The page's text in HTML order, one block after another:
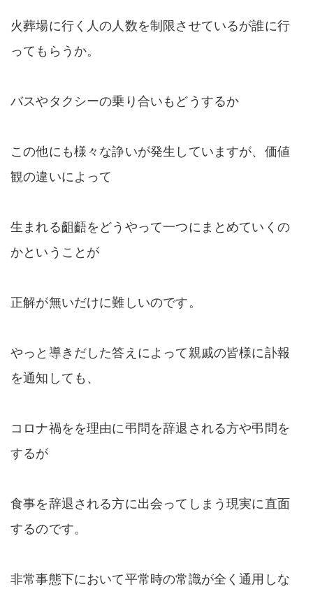
火葬場に行く人の人数を制限させているが誰に行
ってもらうか。
バスやタクシーの乗り合いもどうするか
この他にも様々な諍いが発生していますが、価値
観の違いによって
生まれる齟齬をどうやって一つにまとめていくの
かということが
正解が無いだけに難しいのです。
やっと導きだした答えによって親戚の皆様に訃報
を通知しても、
コロナ禍をを理由に弔問を辞退される方や弔問を
するが
食事を辞退される方に出会ってしまう現実に直面
するのです。
非常事態下において平常時の常識が全く通用しな